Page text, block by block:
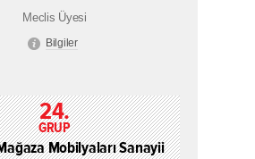
Meclis Üyesi
Bilgiler
24.
GRUP
Mobilyaları Sanayii